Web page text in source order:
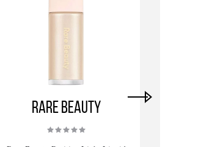
Rare Beauty